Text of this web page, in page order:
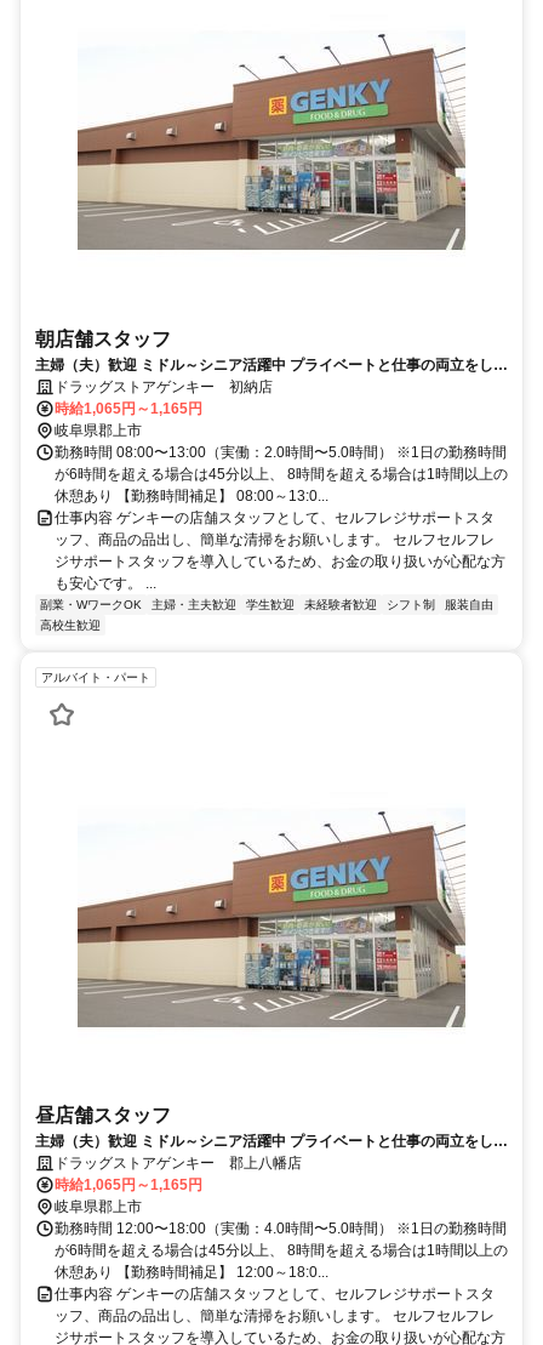
朝店舗スタッフ
主婦（夫）歓迎 ミドル～シニア活躍中 プライベートと仕事の両立をしな
がら新たな喜びを見つけましょう
ドラッグストアゲンキー 初納店
時給1,065円～1,165円
岐阜県郡上市
勤務時間 08:00〜13:00（実働：2.0時間〜5.0時間） ※1日の勤務時間
が6時間を超える場合は45分以上、 8時間を超える場合は1時間以上の
休憩あり 【勤務時間補足】 08:00～13:0...
仕事内容 ゲンキーの店舗スタッフとして、セルフレジサポートスタ
ッフ、商品の品出し、簡単な清掃をお願いします。 セルフセルフレ
ジサポートスタッフを導入しているため、お金の取り扱いが心配な方
も安心です。 ...
副業・WワークOK 主婦・主夫歓迎 学生歓迎 未経験者歓迎 シフト制
服装自由
高校生歓迎
アルバイト・パート
昼店舗スタッフ
主婦（夫）歓迎 ミドル～シニア活躍中 プライベートと仕事の両立をしな
がら新たな喜びを見つけましょう
ドラッグストアゲンキー 郡上八幡店
時給1,065円～1,165円
岐阜県郡上市
勤務時間 12:00〜18:00（実働：4.0時間〜5.0時間） ※1日の勤務時間
が6時間を超える場合は45分以上、 8時間を超える場合は1時間以上の
休憩あり 【勤務時間補足】 12:00～18:0...
仕事内容 ゲンキーの店舗スタッフとして、セルフレジサポートスタ
ッフ、商品の品出し、簡単な清掃をお願いします。 セルフセルフレ
ジサポートスタッフを導入しているため、お金の取り扱いが心配な方